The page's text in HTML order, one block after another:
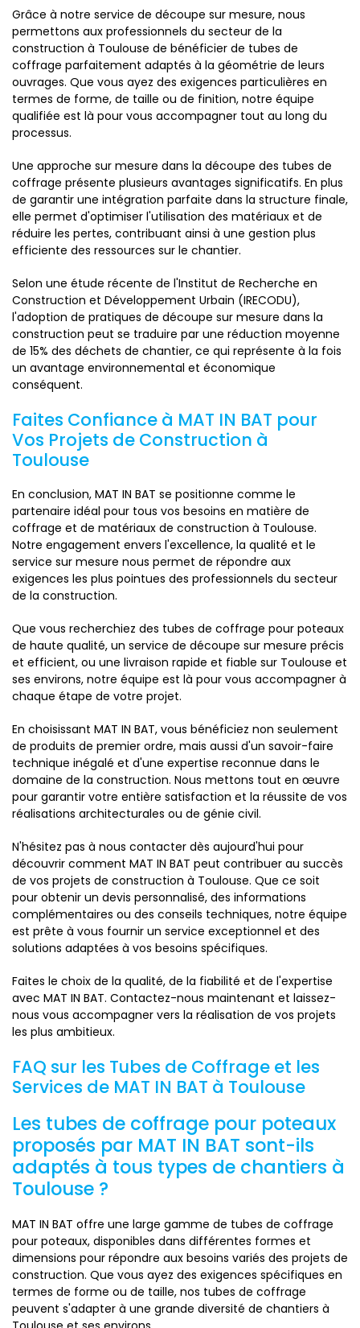
Grâce à notre service de découpe sur mesure, nous
permettons aux professionnels du secteur de la
construction à Toulouse de bénéficier de tubes de
coffrage parfaitement adaptés à la géométrie de leurs
ouvrages. Que vous ayez des exigences particulières en
termes de forme, de taille ou de finition, notre équipe
qualifiée est là pour vous accompagner tout au long du
processus.
Une approche sur mesure dans la découpe des tubes de
coffrage présente plusieurs avantages significatifs. En plus
de garantir une intégration parfaite dans la structure finale,
elle permet d'optimiser l'utilisation des matériaux et de
réduire les pertes, contribuant ainsi à une gestion plus
efficiente des ressources sur le chantier.
Selon une étude récente de l'Institut de Recherche en
Construction et Développement Urbain (IRECODU),
l'adoption de pratiques de découpe sur mesure dans la
construction peut se traduire par une réduction moyenne
de 15% des déchets de chantier, ce qui représente à la fois
un avantage environnemental et économique
conséquent.
Faites Confiance à MAT IN BAT pour
Vos Projets de Construction à
Toulouse
En conclusion, MAT IN BAT se positionne comme le
partenaire idéal pour tous vos besoins en matière de
coffrage et de matériaux de construction à Toulouse.
Notre engagement envers l'excellence, la qualité et le
service sur mesure nous permet de répondre aux
exigences les plus pointues des professionnels du secteur
de la construction.
Que vous recherchiez des tubes de coffrage pour poteaux
de haute qualité, un service de découpe sur mesure précis
et efficient, ou une livraison rapide et fiable sur Toulouse et
ses environs, notre équipe est là pour vous accompagner à
chaque étape de votre projet.
En choisissant MAT IN BAT, vous bénéficiez non seulement
de produits de premier ordre, mais aussi d'un savoir-faire
technique inégalé et d'une expertise reconnue dans le
domaine de la construction. Nous mettons tout en œuvre
pour garantir votre entière satisfaction et la réussite de vos
réalisations architecturales ou de génie civil.
N'hésitez pas à nous contacter dès aujourd'hui pour
découvrir comment MAT IN BAT peut contribuer au succès
de vos projets de construction à Toulouse. Que ce soit
pour obtenir un devis personnalisé, des informations
complémentaires ou des conseils techniques, notre équipe
est prête à vous fournir un service exceptionnel et des
solutions adaptées à vos besoins spécifiques.
Faites le choix de la qualité, de la fiabilité et de l'expertise
avec MAT IN BAT. Contactez-nous maintenant et laissez-
nous vous accompagner vers la réalisation de vos projets
les plus ambitieux.
FAQ sur les Tubes de Coffrage et les
Services de MAT IN BAT à Toulouse
Les tubes de coffrage pour poteaux
proposés par MAT IN BAT sont-ils
adaptés à tous types de chantiers à
Toulouse ?
MAT IN BAT offre une large gamme de tubes de coffrage
pour poteaux, disponibles dans différentes formes et
dimensions pour répondre aux besoins variés des projets de
construction. Que vous ayez des exigences spécifiques en
termes de forme ou de taille, nos tubes de coffrage
peuvent s'adapter à une grande diversité de chantiers à